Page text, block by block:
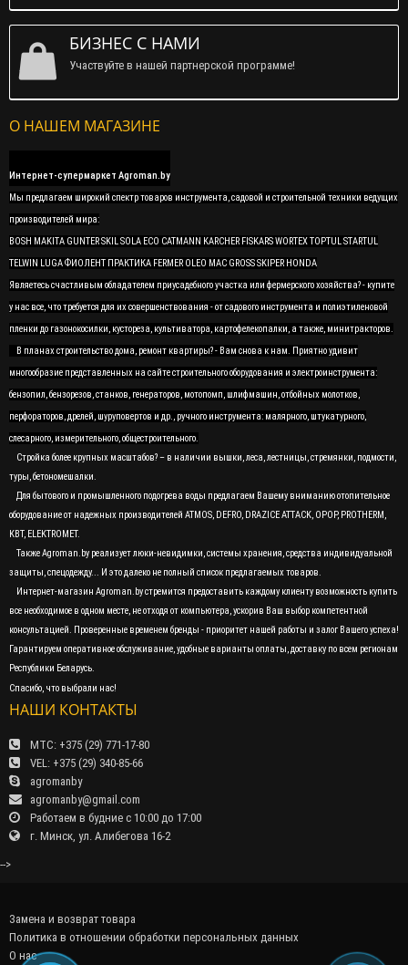
БИЗНЕС С НАМИ
Участвуйте в нашей партнерской программе!
О НАШЕМ МАГАЗИНЕ
Интернет-супермаркет Agroman.by
Мы предлагаем широкий спектр товаров инструмента, садовой и строительной техники ведущих
производителей мира:
BOSH MAKITA GUNTER SKIL SOLA ECO CATMANN KARCHER FISKARS WORTEX TOPTUL STARTUL
TELWIN LUGA ФИОЛЕНТ ПРАКТИКА FERMER OLEO MAC GROSS SKIPER HONDA
Являетесь счастливым обладателем приусадебного участка или фермерского хозяйства? - купите
у нас все, что требуется для их совершенствования - от садового инструмента и полиэтиленовой
пленки до газонокосилки, кустореза, культиватора, картофелекопалки, а также, минитракторов.
В планах строительство дома, ремонт квартиры? - Вам снова к нам. Приятно удивит
многообразие представленных на сайте строительного оборудования и электроинструмента:
бензопил, бензорезов, станков, генераторов, мотопомп, шлифмашин, отбойных молотков,
перфораторов, дрелей, шуруповертов и др., ручного инструмента: малярного, штукатурного,
слесарного, измерительного, общестроительного.
Стройка более крупных масштабов? – в наличии вышки, леса, лестницы, стремянки, подмости,
туры, бетономешалки.
Для бытового и промышленного подогрева воды предлагаем Вашему вниманию отопительное
оборудование от надежных производителей ATMOS, DEFRO, DRAZICE ATTACK, OPOP, PROTHERM,
KBT, ELEKTROMET.
Также Agroman.by реализует люки-невидимки, системы хранения, средства индивидуальной
защиты, спецодежду... И это далеко не полный список предлагаемых товаров.
Интернет-магазин Agroman.by стремится предоставить каждому клиенту возможность купить
все необходимое в одном месте, не отходя от компьютера, ускорив Ваш выбор компетентной
консультацией. Проверенные временем бренды - приоритет нашей работы и залог Вашего успеха!
Гарантируем оперативное обслуживание, удобные варианты оплаты, доставку по всем регионам
Республики Беларусь.
Спасибо, что выбрали нас!
НАШИ КОНТАКТЫ
МТС: +375 (29) 771-17-80
VEL: +375 (29) 340-85-66
agromanby
agromanby@gmail.com
Работаем в будние с 10:00 до 17:00
г. Минск, ул. Алибегова 16-2
-->
Замена и возврат товара
Политика в отношении обработки персональных данных
О нас